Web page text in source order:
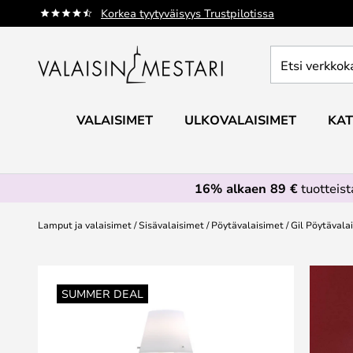
Korkea tyytyväisyys Trustpilotissa
Skip
to
verkkokaupan
VALAISIMET ULKOVALAISIMET
16% alkaen 89 €
Lamput ja valaisimet Sisävalaisimet Pöytävalaisimet Gil
SUMMER DEAL